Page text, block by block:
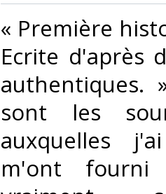
‎« Première
Ecrite d'après
sont les
auxquelles
m'ont fourni